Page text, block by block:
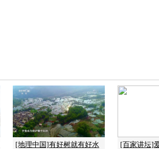
[地理中国]有好树就有好水
[百家讲坛]